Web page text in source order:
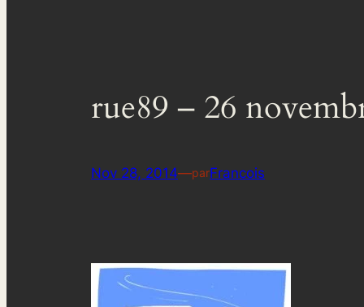
rue89 – 26
Nov 28, 2014—parFrancois